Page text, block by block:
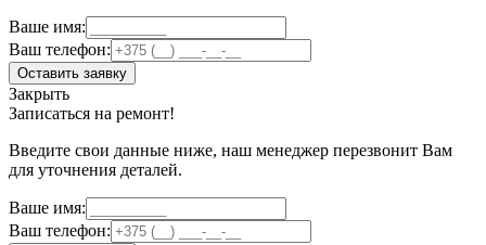
Ваше имя:
Ваш телефон:
Оставить заявку
Закрыть
Записаться на ремонт!
Введите свои данные ниже, наш менеджер перезвонит Вам
для уточнения деталей.
Ваше имя:
Ваш телефон: